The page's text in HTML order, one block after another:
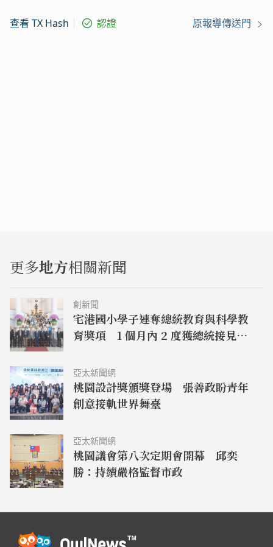
查看 TX Hash 認證 原報導傳送門
更多地方相關新聞
創新聞
宅港國小學子連奪總統教育與科學教
育獎項 1 個月內 2 度獲總統接見表
亞太新聞網
桃園設計獎頒獎登場 張善政盼青年
創意接軌世界舞臺
亞太新聞網
桃園議會第八次定期會開幕 邱奕
勝：持續嚴格監督市政